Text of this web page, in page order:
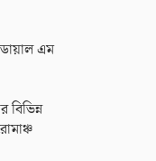
এম
বিভিন্ন